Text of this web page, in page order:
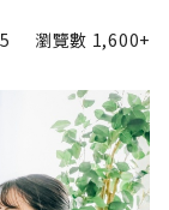
瀏覽數 1,600+